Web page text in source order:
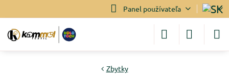
Panel používateľa
Zbytky